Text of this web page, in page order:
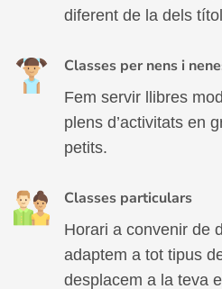
diferent de la dels
Classes per nens i
Fem servir llibres
plens d’activitats en
petits.
Classes particulars
Horari a convenir de
adaptem a tot tipus
desplacem a la teva